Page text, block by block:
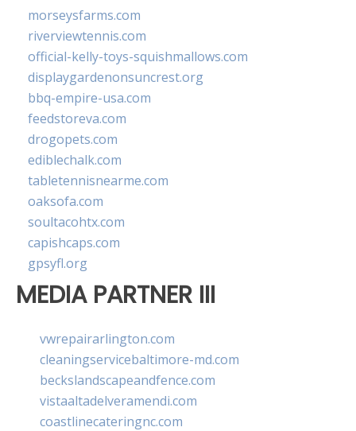
morseysfarms.com
riverviewtennis.com
official-kelly-toys-squishmallows.com
displaygardenonsuncrest.org
bbq-empire-usa.com
feedstoreva.com
drogopets.com
ediblechalk.com
tabletennisnearme.com
oaksofa.com
soultacohtx.com
capishcaps.com
gpsyfl.org
MEDIA PARTNER III
vwrepairarlington.com
cleaningservicebaltimore-md.com
beckslandscapeandfence.com
vistaaltadelveramendi.com
coastlinecateringnc.com